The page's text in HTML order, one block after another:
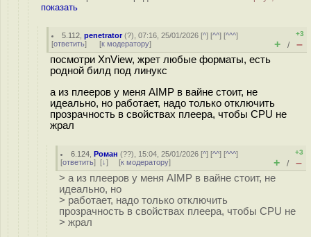
показать
5.112 ,penetrator(?), 07:16, 25/01/2026 [^] [^^] [^^^]
[ответить] [к модератору]
+3
+ / –
посмотри XnView, жрет любые форматы, есть
родной билд под линукс
а из плееров у меня AIMP в вайне стоит, не
идеально, но работает, надо только отключить
прозрачность в свойствах плеера, чтобы CPU не
жрал
6.124 ,Роман (??), 15:04, 25/01/2026 [^] [^^] [^^^]
[ответить] [↓] [к модератору]
+3
+ / –
> а из плееров у меня AIMP в вайне стоит, не
идеально, но
> работает, надо только отключить
прозрачность в свойствах плеера, чтобы CPU не
> жрал